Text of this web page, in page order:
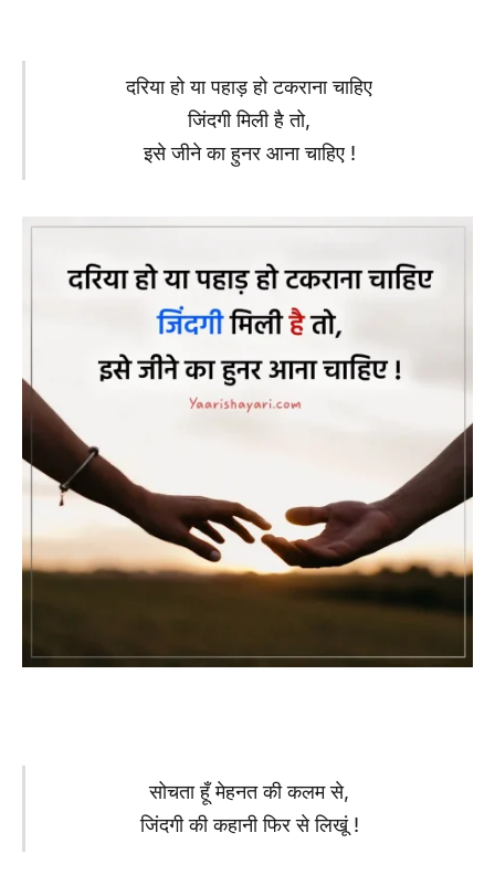
दरिया हो या पहाड़ हो टकराना चाहिए
जिंदगी मिली है तो,
इसे जीने का हुनर आना चाहिए !
सोचता हूँ मेहनत की कलम से,
जिंदगी की कहानी फिर से लिखूं !